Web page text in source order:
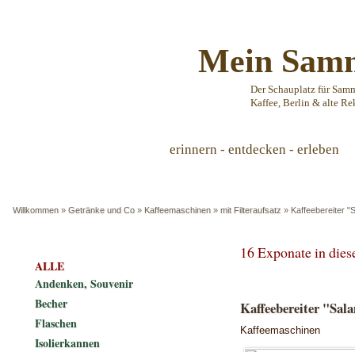
Mein
Der Schauplatz für
Kaffee, Berlin & alte
erinnern - entdecken - erleben
Willkommen » Getränke und Co » Kaffeemaschinen » mit Filteraufsatz » Kaffeebereiter
16 Exponate in
Kaffeebereiter
Kaffeemaschinen
ALLE
Andenken, Souvenir
Becher
Flaschen
Isolierkannen